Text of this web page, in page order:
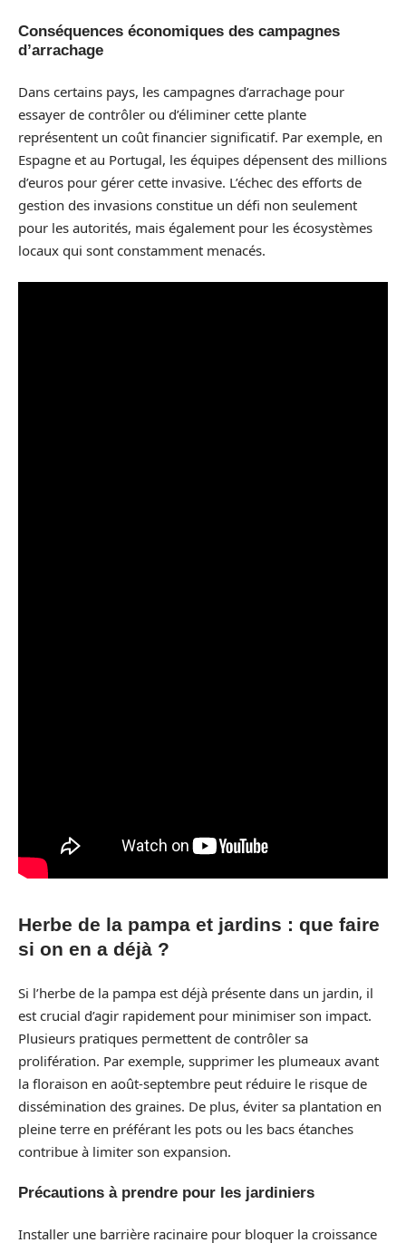
Conséquences économiques des campagnes
d’arrachage
Dans certains pays, les campagnes d’arrachage pour
essayer de contrôler ou d’éliminer cette plante
représentent un coût financier significatif. Par exemple, en
Espagne et au Portugal, les équipes dépensent des millions
d’euros pour gérer cette invasive. L’échec des efforts de
gestion des invasions constitue un défi non seulement
pour les autorités, mais également pour les écosystèmes
locaux qui sont constamment menacés.
Herbe de la pampa et jardins : que faire
si on en a déjà ?
Si l’herbe de la pampa est déjà présente dans un jardin, il
est crucial d’agir rapidement pour minimiser son impact.
Plusieurs pratiques permettent de contrôler sa
prolifération. Par exemple, supprimer les plumeaux avant
la floraison en août-septembre peut réduire le risque de
dissémination des graines. De plus, éviter sa plantation en
pleine terre en préférant les pots ou les bacs étanches
contribue à limiter son expansion.
Précautions à prendre pour les jardiniers
Installer une barrière racinaire pour bloquer la croissance